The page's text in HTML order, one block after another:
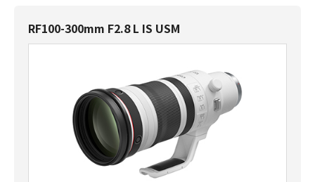
RF100-300mm F2.8 L IS USM